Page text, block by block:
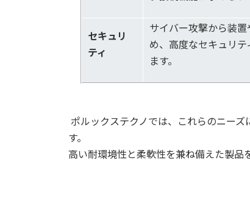
セキュリ
ティ
サイバー攻撃から装
め、高度なセキュリ
ます。
ポルックステクノでは、これらのニー
す。
高い耐環境性と柔軟性を兼ね備えた製品